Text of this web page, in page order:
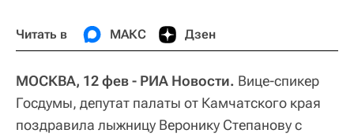
Читать в МАКС Дзен
МОСКВА, 12 фев - РИА Новости. Вице-спикер
Госдумы, депутат палаты от Камчатского края
поздравила лыжницу Веронику Степанову с